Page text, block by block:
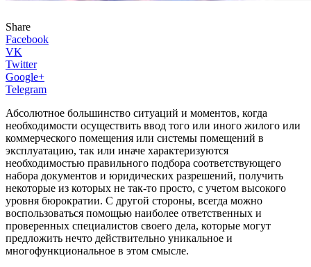
Share
Facebook
VK
Twitter
Google+
Telegram
Абсолютное большинство ситуаций и моментов, когда
необходимости осуществить ввод того или иного жилого или
коммерческого помещения или системы помещений в
эксплуатацию, так или иначе характеризуются
необходимостью правильного подбора соответствующего
набора документов и юридических разрешений, получить
некоторые из которых не так-то просто, с учетом высокого
уровня бюрократии. С другой стороны, всегда можно
воспользоваться помощью наиболее ответственных и
проверенных специалистов своего дела, которые могут
предложить нечто действительно уникальное и
многофункциональное в этом смысле.